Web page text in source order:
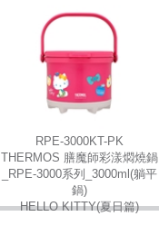
RPE-3000KT-PK
THERMOS 膳魔師彩漾燜燒鍋
_RPE-3000系列_3000ml(躺平
鍋)
HELLO KITTY(夏日篇)